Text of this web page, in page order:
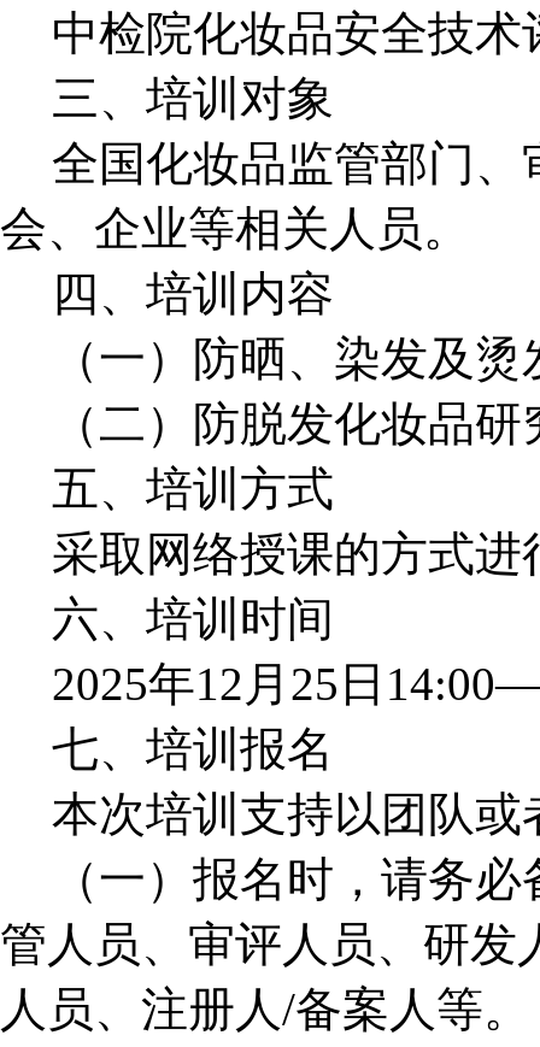
中检院化妆品安全技
三、培训对象
全国化妆品监管部门
会、企业等相关人员。
四、培训内容
（一）防晒、染发及
（二）防脱发化妆品
五、培训方式
采取网络授课的方式进
六、培训时间
2025年12月25日
七、培训报名
本次培训支持以团队
（一）报名时，请务
管人员、审评人员、研发
人员、注册人/备案人等。